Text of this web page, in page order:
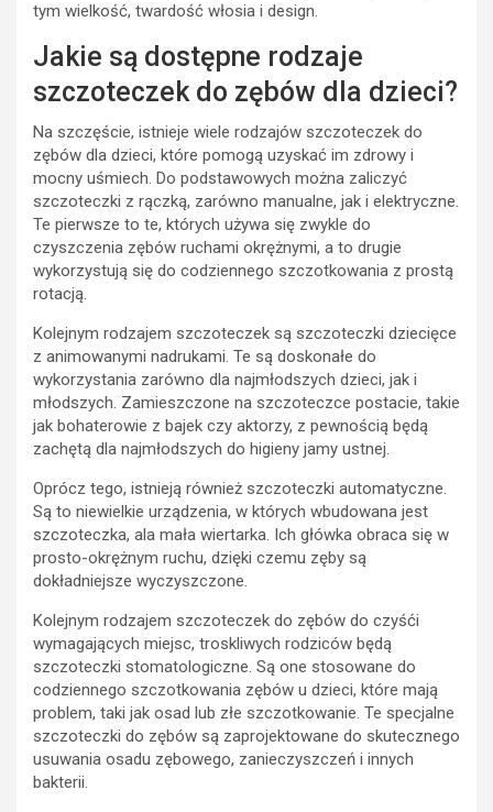
tym wielkość, twardość włosia i design.
Jakie są dostępne rodzaje
szczoteczek do zębów dla dzieci?
Na szczęście, istnieje wiele rodzajów szczoteczek do
zębów dla dzieci, które pomogą uzyskać im zdrowy i
mocny uśmiech. Do podstawowych można zaliczyć
szczoteczki z rączką, zarówno manualne, jak i elektryczne.
Te pierwsze to te, których używa się zwykle do
czyszczenia zębów ruchami okrężnymi, a to drugie
wykorzystują się do codziennego szczotkowania z prostą
rotacją.
Kolejnym rodzajem szczoteczek są szczoteczki dziecięce
z animowanymi nadrukami. Te są doskonałe do
wykorzystania zarówno dla najmłodszych dzieci, jak i
młodszych. Zamieszczone na szczoteczce postacie, takie
jak bohaterowie z bajek czy aktorzy, z pewnością będą
zachętą dla najmłodszych do higieny jamy ustnej.
Oprócz tego, istnieją również szczoteczki automatyczne.
Są to niewielkie urządzenia, w których wbudowana jest
szczoteczka, ala mała wiertarka. Ich główka obraca się w
prosto-okrężnym ruchu, dzięki czemu zęby są
dokładniejsze wyczyszczone.
Kolejnym rodzajem szczoteczek do zębów do czyśći
wymagających miejsc, troskliwych rodziców będą
szczoteczki stomatologiczne. Są one stosowane do
codziennego szczotkowania zębów u dzieci, które mają
problem, taki jak osad lub złe szczotkowanie. Te specjalne
szczoteczki do zębów są zaprojektowane do skutecznego
usuwania osadu zębowego, zanieczyszczeń i innych
bakterii.